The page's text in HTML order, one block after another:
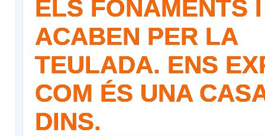
ELS FONAMENTS I
ACABEN PER LA
TEULADA. ENS
COM ÉS UNA
DINS.